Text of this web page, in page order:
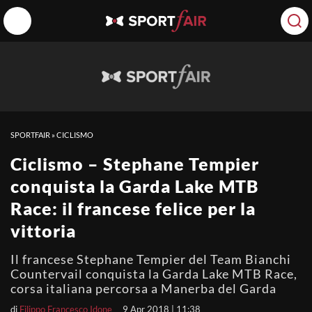
SPORTFAIR »CICLISMO
Ciclismo – Stephane Tempier
conquista la Garda Lake MTB
Race: il francese felice per la
vittoria
Il francese Stephane Tempier del Team Bianchi
Countervail conquista la Garda Lake MTB Race,
corsa italiana percorsa a Manerba del Garda
di Filippo Francesco Idone 9 Apr 2018 | 11:38